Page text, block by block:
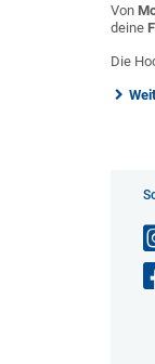
Von
deine
Die